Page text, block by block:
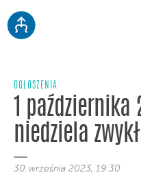
OGŁOSZENIA
1 października
niedziela
30 września 2023, 19:30